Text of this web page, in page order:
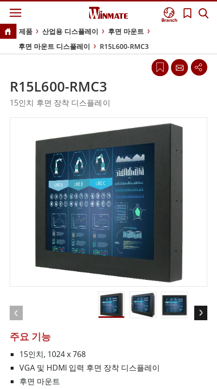
Branch
제품 산업용 디스플레이
후면 마운트
후면 마운트 디스플레이
R15L600-RMC3
주요 기능
15인치, 1024 x 768
VGA 및 HDMI 입력 후면 장착 디스플레이
후면 마운트
R15L600-RMC3
15인치 후면 장착 디스플레이